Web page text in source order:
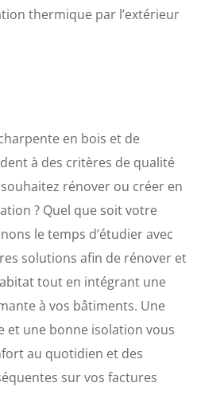
thermique par l’extérieur
en bois et de
à des critères de qualité
rénover ou créer en
? Quel que soit votre
le temps d’étudier avec
solutions afin de rénover et
tout en intégrant une
à vos bâtiments. Une
et une bonne isolation vous
au quotidien et des
sur vos factures